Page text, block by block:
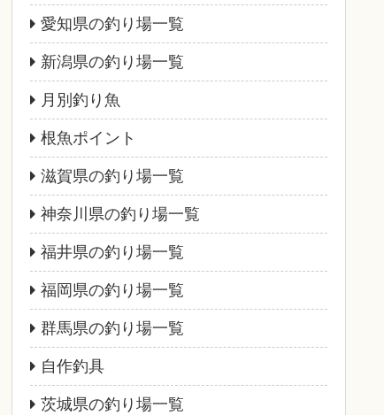
愛知県の釣り場一覧
新潟県の釣り場一覧
月別釣り魚
根魚ポイント
滋賀県の釣り場一覧
神奈川県の釣り場一覧
福井県の釣り場一覧
福岡県の釣り場一覧
群馬県の釣り場一覧
自作釣具
茨城県の釣り場一覧